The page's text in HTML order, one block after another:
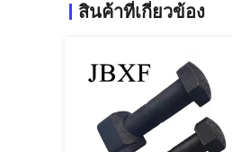
สินค้าที่เกี่ยวข้อง